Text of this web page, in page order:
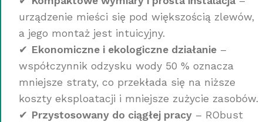
urządzenie mieści się pod większością zlewów,
a jego montaż jest intuicyjny.
✔ Ekonomiczne i ekologiczne działanie –
współczynnik odzysku wody 50 % oznacza
mniejsze straty, co przekłada się na niższe
koszty eksploatacji i mniejsze zużycie zasobów.
✔ Przystosowany do ciągłej pracy – RObust